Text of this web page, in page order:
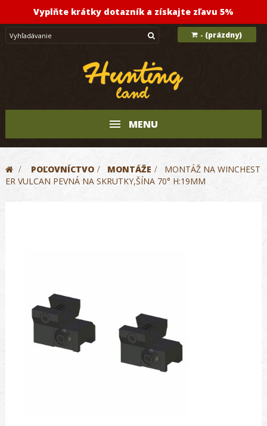
Vyplňte krátky dotazník a získajte zľavu 5%
- (prázdny)
MENU
> POĽOVNÍCTVO > MONTÁŽE >
MONTÁŽ NA WINCHEST
ER VULCAN PEVNÁ NA SKRUTKY,ŠÍNA 70° H:19MM